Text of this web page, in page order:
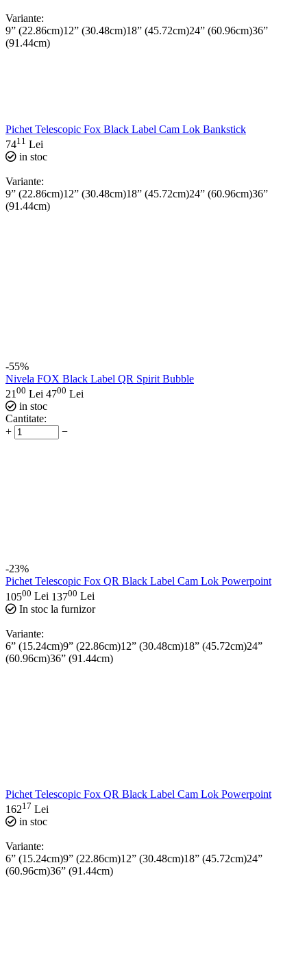
Variante:
9” (22.86cm)12” (30.48cm)18” (45.72cm)24” (60.96cm)36”
(91.44cm)
Pichet Telescopic Fox Black Label Cam Lok Bankstick
7411 Lei
in stoc
Variante:
9” (22.86cm)12” (30.48cm)18” (45.72cm)24” (60.96cm)36”
(91.44cm)
-55%
Nivela FOX Black Label QR Spirit Bubble
21 00 Lei 4700 Lei
in stoc
Cantitate:
+
−
-23%
Pichet Telescopic Fox QR Black Label Cam Lok Powerpoint
10500 Lei 13700 Lei
In stoc la furnizor
Variante:
6” (15.24cm)9” (22.86cm)12” (30.48cm)18” (45.72cm)24”
(60.96cm)36” (91.44cm)
Pichet Telescopic Fox QR Black Label Cam Lok Powerpoint
16217 Lei
in stoc
Variante:
6” (15.24cm)9” (22.86cm)12” (30.48cm)18” (45.72cm)24”
(60.96cm)36” (91.44cm)